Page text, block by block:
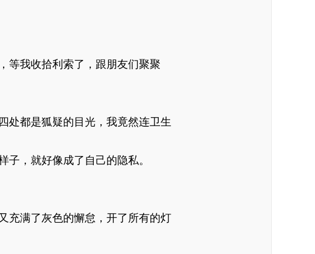
我收拾利索了，跟朋友们聚聚
都是狐疑的目光，我竟然连卫生
，就好像成了自己的隐私。
满了灰色的懈怠，开了所有的灯